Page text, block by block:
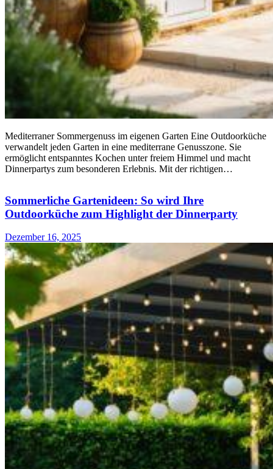
Mediterraner Sommergenuss im eigenen Garten Eine Outdoorküche
verwandelt jeden Garten in eine mediterrane Genusszone. Sie
ermöglicht entspanntes Kochen unter freiem Himmel und macht
Dinnerpartys zum besonderen Erlebnis. Mit der richtigen…
Sommerliche Gartenideen: So wird Ihre
Outdoorküche zum Highlight der Dinnerparty
Dezember 16, 2025